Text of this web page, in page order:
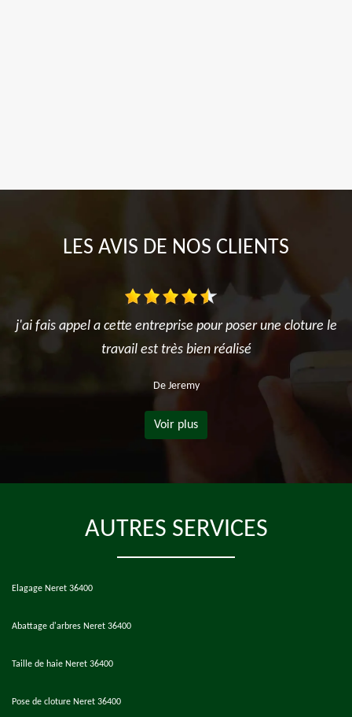
LES AVIS DE NOS CLIENTS
j'ai fais appel a cette entreprise pour poser une cloture le
travail est très bien réalisé
De Jeremy
Voir plus
AUTRES SERVICES
Elagage Neret 36400
Abattage d'arbres Neret 36400
Taille de haie Neret 36400
Pose de cloture Neret 36400